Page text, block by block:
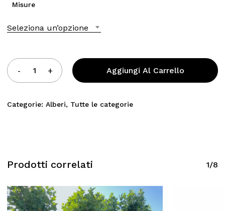
Misure
Seleziona un’opzione
Aggiungi Al Carrello
Categorie: Alberi, Tutte le categorie
Prodotti correlati 1/8